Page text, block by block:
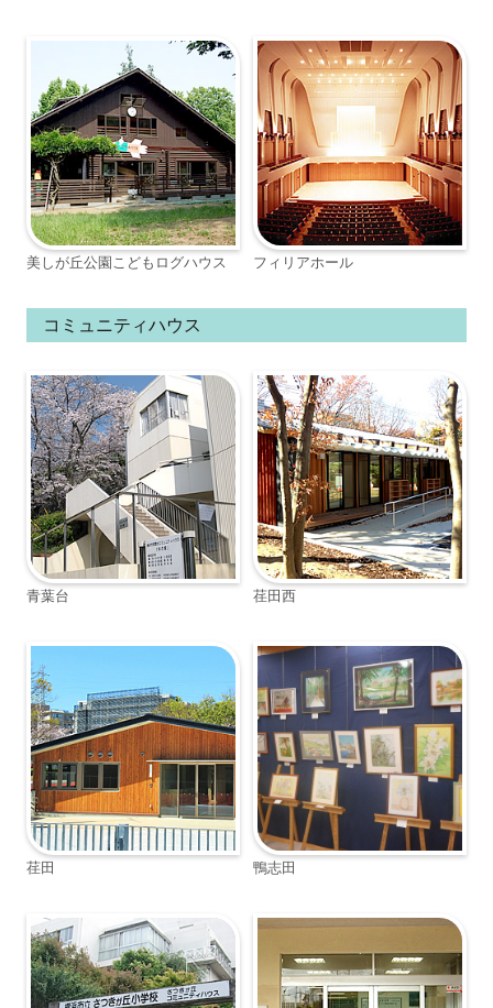
美しが丘公園こどもログハウス フィリアホール
コミュニティハウス
青葉台 荏田西
荏田 鴨志田